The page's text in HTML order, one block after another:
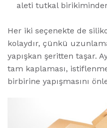
aleti tutkal birikiminden
Her iki seçenekte de
kolaydır, çünkü
yapışkan şeritten taşar.
tam kaplaması,
birbirine yapışmasını